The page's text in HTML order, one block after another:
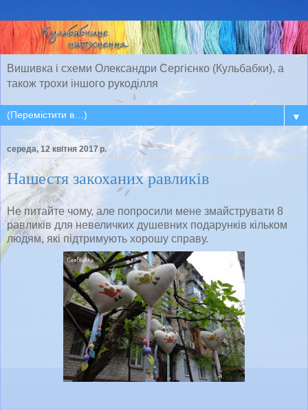
Вишивка і схеми Олександри Сергієнко (Кульбабки), а
також трохи іншого рукоділля
▼
середа, 12 квітня 2017 р.
Нашестя закоханих равликів
Не питайте чому, але попросили мене змайструвати 8
равликів для невеличких душевних подарунків кільком
людям, які підтримують хорошу справу.